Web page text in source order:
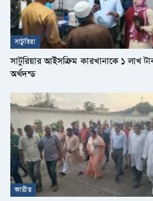
সাটুরিয়া
সাটুরিয়ার আইসক্রিম কারখানাকে ১ লাখ
অর্থদন্ড
জাতীয়